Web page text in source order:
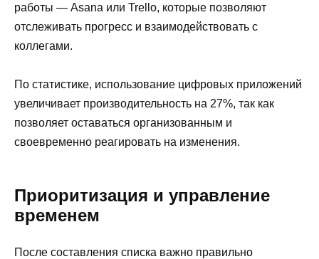
работы — Asana или Trello, которые позволяют
отслеживать прогресс и взаимодействовать с
коллегами.
По статистике, использование цифровых приложений
увеличивает производительность на 27%, так как
позволяет оставаться организованным и
своевременно реагировать на изменения.
Приоритизация и управление
временем
После составления списка важно правильно